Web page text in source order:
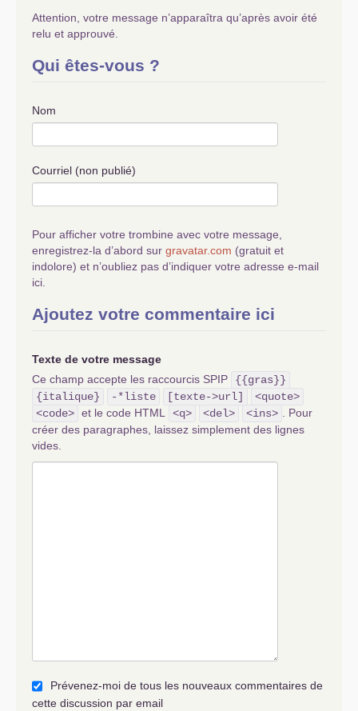
Attention, votre message n’apparaîtra qu’après avoir été
relu et approuvé.
Qui êtes-vous ?
Nom
Courriel (non publié)
Pour afficher votre trombine avec votre message,
enregistrez-la d’abord sur gravatar.com (gratuit et
indolore) et n’oubliez pas d’indiquer votre adresse e-mail
ici.
Ajoutez votre commentaire ici
Texte de votre message
Ce champ accepte les raccourcis SPIP
{{gras}}
{italique}
-*liste [texte->url]
<quote>
<code> et le code HTML <q> <del> <ins>
. Pour
créer des paragraphes, laissez simplement des lignes
vides.
Prévenez-moi de tous les nouveaux commentaires de
cette discussion par email